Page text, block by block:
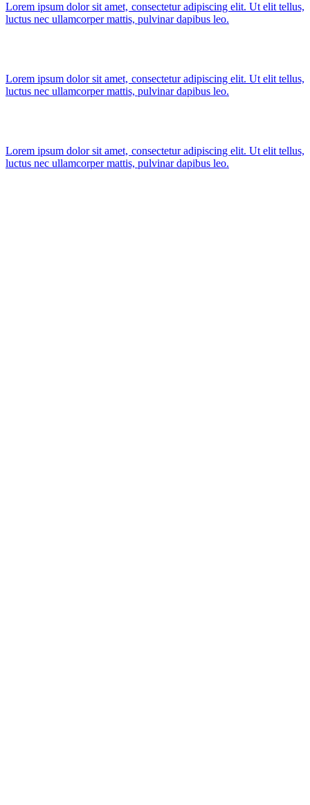
Lorem ipsum dolor sit amet, consectetur adipiscing elit. Ut elit tellus,
luctus nec ullamcorper mattis, pulvinar dapibus leo.
Lorem ipsum dolor sit amet, consectetur adipiscing elit. Ut elit tellus,
luctus nec ullamcorper mattis, pulvinar dapibus leo.
Lorem ipsum dolor sit amet, consectetur adipiscing elit. Ut elit tellus,
luctus nec ullamcorper mattis, pulvinar dapibus leo.